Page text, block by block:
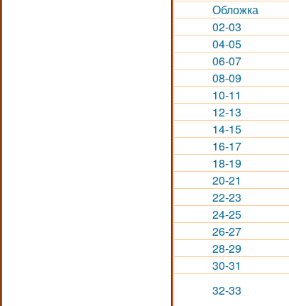
Обложка
02-03
04-05
06-07
08-09
10-11
12-13
14-15
16-17
18-19
20-21
22-23
24-25
26-27
28-29
30-31
32-33